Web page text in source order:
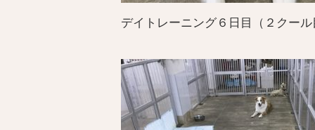
デイトレーニング６日目（２クー